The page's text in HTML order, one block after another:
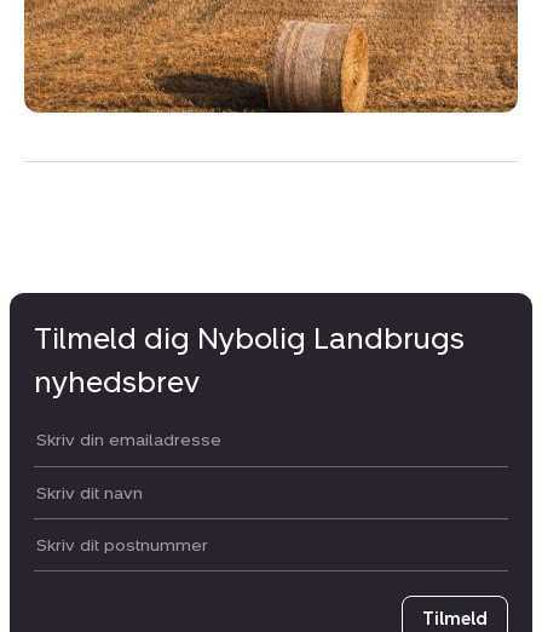
Tilmeld dig Nybolig Landbrugs
nyhedsbrev
Din email:
Dit navn:
Postnummer
Tilmeld